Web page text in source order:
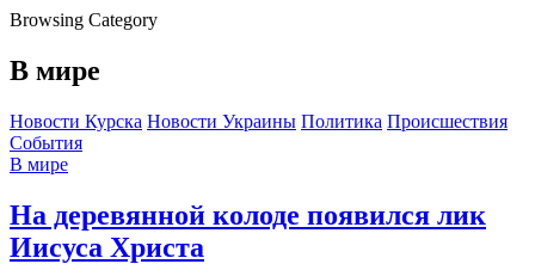
Browsing Category
В мире
Новости Курска Новости Украины Политика Происшествия
События
В мире
На деревянной колоде появился лик
Иисуса Христа